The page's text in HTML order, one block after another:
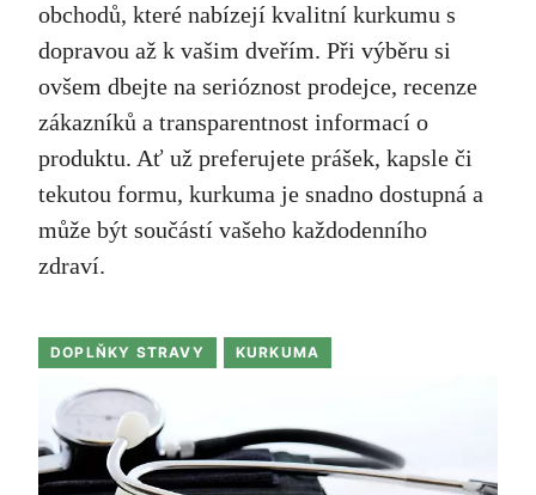
obchodů, které nabízejí kvalitní kurkumu s
dopravou až k vašim dveřím. Při výběru si
ovšem dbejte na serióznost prodejce, recenze
zákazníků a transparentnost informací o
produktu. Ať už preferujete prášek, kapsle či
tekutou formu, kurkuma je snadno dostupná a
může být součástí vašeho každodenního
zdraví.
DOPLŇKY STRAVY KURKUMA